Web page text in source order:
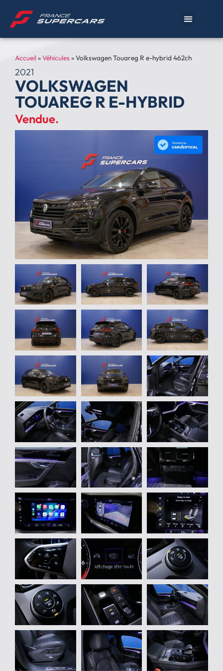
Accueil »Véhicules»Volkswagen Touareg R e-hybrid 462ch
2021
VOLKSWAGEN
TOUAREG R E-HYBRID
Vendue.